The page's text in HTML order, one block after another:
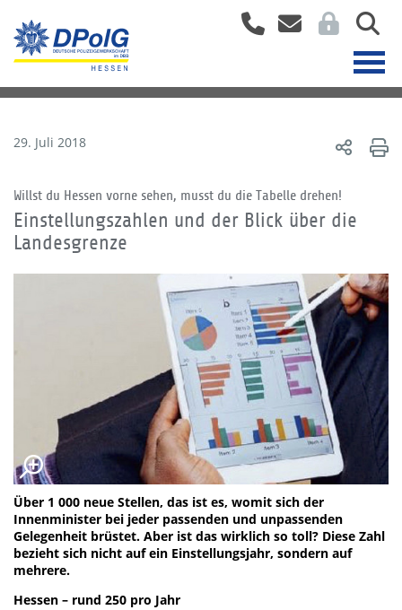
29. Juli 2018
Willst du Hessen vorne sehen, musst du die Tabelle drehen!
Einstellungszahlen und der Blick über die
Landesgrenze
Über 1 000 neue Stellen, das ist es, womit sich der
Innenminister bei jeder passenden und unpassenden
Gelegenheit brüstet. Aber ist das wirklich so toll? Diese Zahl
bezieht sich nicht auf ein Einstellungsjahr, sondern auf
mehrere.
Hessen – rund 250 pro Jahr